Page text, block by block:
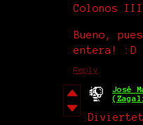
Colonos III
Bueno,
entera! :D
Reply
José